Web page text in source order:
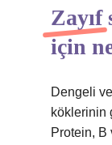
Zayıf
için
Dengeli
köklerinin
Protein, B